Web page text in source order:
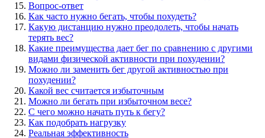
Вопрос-ответ
Как часто нужно бегать, чтобы похудеть?
Какую дистанцию нужно преодолеть, чтобы начать
терять вес?
Какие преимущества дает бег по сравнению с другими
видами физической активности при похудении?
Можно ли заменить бег другой активностью при
похудении?
Какой вес считается избыточным
Можно ли бегать при избыточном весе?
С чего можно начать путь к бегу?
Как подобрать нагрузку
Реальная эффективность